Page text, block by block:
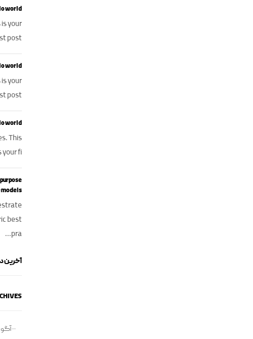
world!
your
post....
world!
your
post....
world!
This
your fi...
best
pra...
آخرین